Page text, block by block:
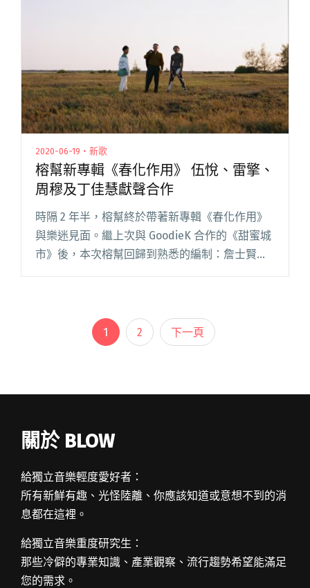
2020-06-19・新歌
榕幫新專輯《春化作用》 伍悅、雷擎、
周穆及丁佳慧獻聲合作
時隔 2 年半，榕幫終於帶著新專輯《春化作用》
與樂迷見面。繼上次與 GoodieK 合作的《甜蜜城
市》後，本次榕幫回歸到熟悉的編制：詹士賢擔
任編曲製作，夥同成員 Leeirx 與 Warren K，以
穆及丁佳慧獻聲合作"
1 2 下一頁
關於 BLOW
給獨立音樂輕度愛好者：
所有新鮮有趣、光怪陸離、你應該知道或意想不到的消
息都在這裡。
給獨立音樂重度研究生：
那些冷僻的專業知識、產業觀察、流行趨勢希望能滿足
您的需求。